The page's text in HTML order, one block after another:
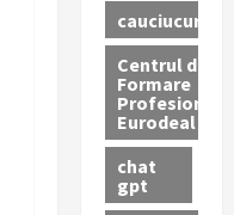
cauciucuri
Centrul de
Formare
Profesionala
Eurodeal
chat
gpt